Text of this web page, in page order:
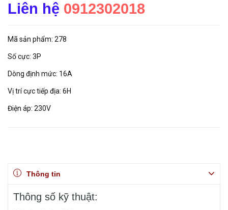
Liên hệ 0912302018
Mã sản phẩm: 278
Số cực: 3P
Dòng định mức: 16A
Vị trí cực tiếp địa: 6H
Điện áp: 230V
Thông tin
Thông số kỹ thuật: